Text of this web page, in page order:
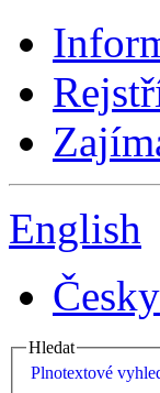
English
Česky
Hledat
Plnotextové